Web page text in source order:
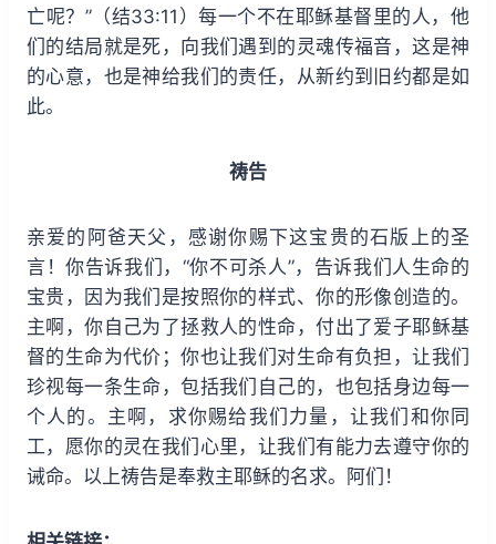
亡呢？”（结33:11）每一个不在耶稣基督里的人，他
们的结局就是死，向我们遇到的灵魂传福音，这是神
的心意，也是神给我们的责任，从新约到旧约都是如
此。
祷告
亲爱的阿爸天父，感谢你赐下这宝贵的石版上的圣
言！你告诉我们，“你不可杀人”，告诉我们人生命的
宝贵，因为我们是按照你的样式、你的形像创造的。
主啊，你自己为了拯救人的性命，付出了爱子耶稣基
督的生命为代价；你也让我们对生命有负担，让我们
珍视每一条生命，包括我们自己的，也包括身边每一
个人的。主啊，求你赐给我们力量，让我们和你同
工，愿你的灵在我们心里，让我们有能力去遵守你的
诫命。以上祷告是奉救主耶稣的名求。阿们！